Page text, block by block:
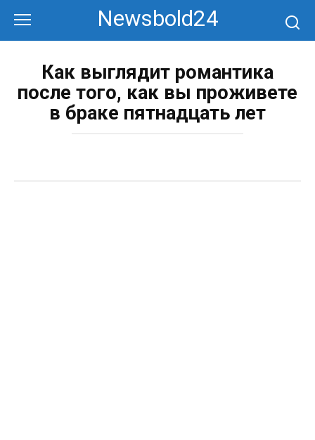
контенту
Newsbold24
Как выглядит романтика
после того, как вы проживете
в браке пятнадцать лет